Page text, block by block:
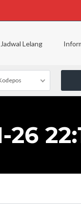
Jadwal Lelang
26